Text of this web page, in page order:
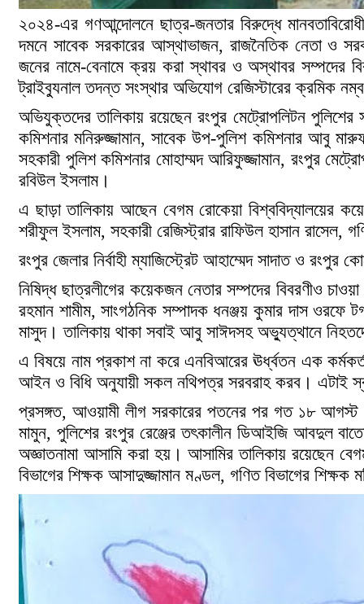
২০২৪-এর গণআন্দোলনে ছাত্র-জনতার বিরুদ্ধে
দমনে সাবেক সরকারের আস্থাভাজন, রাজনৈতিক নেতা ও
জনের নামে-বেনামে ক্রয় করা স্থাবর ও অস্থাবর সম্পদের
ট্রাইব্যুনাল তদন্ত সংস্থার অভিযোগ রেজিস্টারের ক্রমিক
অভিযুক্তদের তালিকায় রয়েছেন রংপুর মেট্রোপলিটন
কমিশনার মনিরুজ্জামান, সাবেক উপ-পুলিশ কমিশনার আবু
সহকারী পুলিশ কমিশনার মোহাম্মদ আরিফুজ্জামান, রংপুর
রবিউল ইসলাম।
এ ছাড়া তালিকায় আছেন বেগম রোকেয়া বিশ্ববিদ্যালয়ের
শরীফুল ইসলাম, সহকারী রেজিস্ট্রার রাফিউল হাসান
রংপুর জেলার নির্বাহী ম্যাজিস্ট্রেট আহাম্মেদ সাদাত ও
নিষিদ্ধ ছাত্রলীগের কয়েকজন নেতার সম্পদের বিবরণীও
রহমান শামীম, সাংগঠনিক সম্পাদক ধনঞ্জয় কুমার দাস
মাসুদ। তালিকায় থাকা সবাই আবু সাঈদসহ অভ্যুত্থানে
এ বিষয়ে নাম প্রকাশ না করে এনবিআরের ঊর্ধ্বতন এক
আইন ও বিধি অনুযায়ী সকল নথিপত্র সরবরাহ করব। এটাই
প্রসঙ্গত, আওয়ামী লীগ সরকারের পতনের পর গত ১৮
মামুন, পুলিশের রংপুর রেঞ্জের তৎকালীন ডিআইজি আবদুল
অজ্ঞাতনামা আসামি করা হয়। আসামির তালিকায় রয়েছেন
বিভাগের শিক্ষক আসাদুজ্জামান মণ্ডল, গণিত বিভাগের শিক্ষক